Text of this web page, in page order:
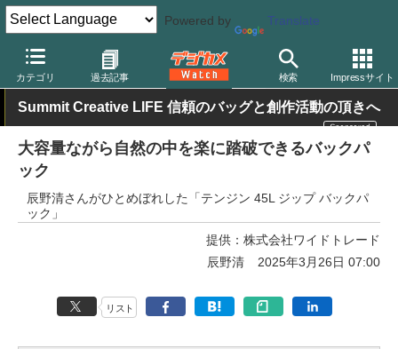
Powered by Translate
カテゴリ 過去記事 検索 Impressサイト
デジカメ Watch 撮影用品 カメラバッグ
Summit Creative LIFE 信頼のバッグと創作活動の頂きへ
大容量ながら自然の中を楽に踏破できるバックパ
ック
辰野清さんがひとめぼれした「テンジン 45L ジップ バックパ
ック」
提供：株式会社ワイドトレード
辰野清
2025年3月26日 07:00
リスト